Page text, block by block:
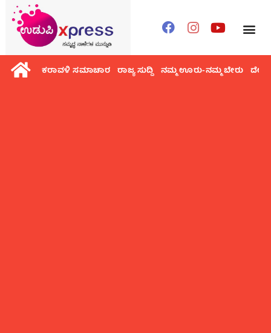
ಕರಾವಳಿ ಸಮಾಚಾರ ರಾಜ್ಯ ಸುದ್ದಿ ನಮ್ಮ ಊರು-ನಮ್ಮ ಬೇರು ದೇಶ